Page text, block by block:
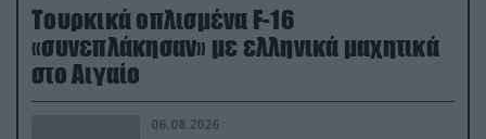
Τουρκικά οπλισμένα F-16
«συνεπλάκησαν» με ελληνικά μαχητικά
στο Αιγαίο
06.08.2026